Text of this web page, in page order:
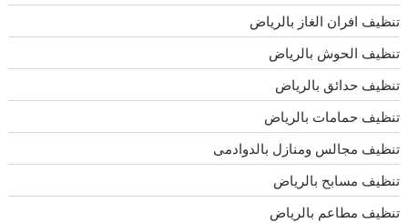
تنظيف افران الغاز بالرياض
تنظيف الحوش بالرياض
تنظيف حدائق بالرياض
تنظيف حمامات بالرياض
تنظيف مجالس ومنازل بالدوادمى
تنظيف مسابح بالرياض
تنظيف مطاعم بالرياض